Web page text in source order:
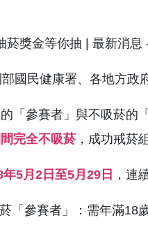
國民健康署、各地方政
「參賽者」與不吸菸的
完全不吸菸，成功戒菸
年5月2日至5月29日 ，連
「參賽者」：需年滿18